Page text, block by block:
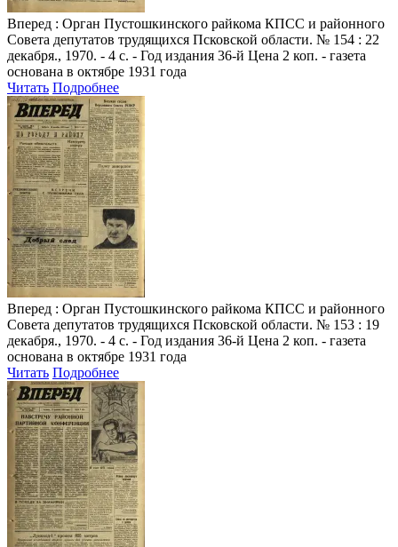
Вперед : Орган Пустошкинского райкома КПСС и районного
Совета депутатов трудящихся Псковской области. № 154 : 22
декабря., 1970. - 4 с. - Год издания 36-й Цена 2 коп. - газета
основана в октябре 1931 года
Читать Подробнее
Вперед : Орган Пустошкинского райкома КПСС и районного
Совета депутатов трудящихся Псковской области. № 153 : 19
декабря., 1970. - 4 с. - Год издания 36-й Цена 2 коп. - газета
основана в октябре 1931 года
Читать Подробнее